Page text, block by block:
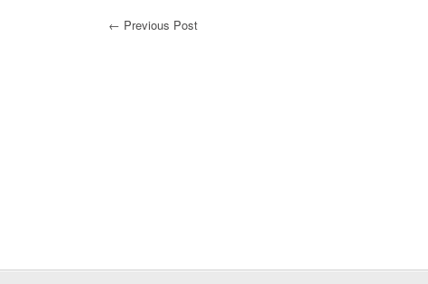
← Previous Post